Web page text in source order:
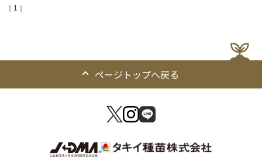
｜1｜
ページトップへ戻る